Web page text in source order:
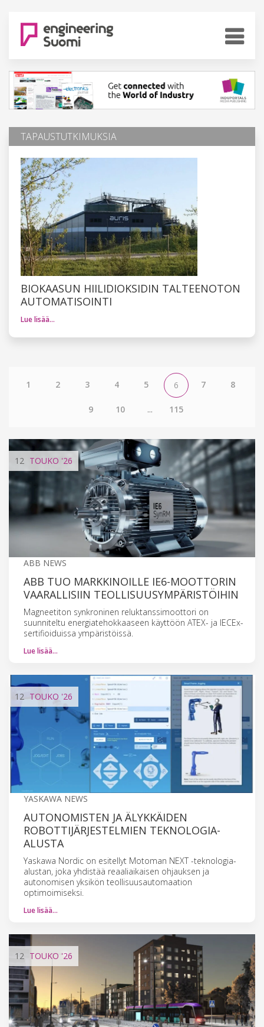
TAPAUSTUTKIMUKSIA
BIOKAASUN HIILIDIOKSIDIN TALTEENOTON
AUTOMATISOINTI
Lue lisää…
1 2 3 4 5 6 7 8
9 10 ... 115
12 TOUKO '26
ABB NEWS
ABB TUO MARKKINOILLE IE6-MOOTTORIN
VAARALLISIIN TEOLLISUUSYMPÄRISTÖIHIN
Magneetiton synkroninen reluktanssimoottori on
suunniteltu energiatehokkaaseen käyttöön ATEX- ja IECEx-
sertifioiduissa ympäristöissä.
Lue lisää…
12 TOUKO '26
YASKAWA NEWS
AUTONOMISTEN JA ÄLYKKÄIDEN
ROBOTTIJÄRJESTELMIEN TEKNOLOGIA-
ALUSTA
Yaskawa Nordic on esitellyt Motoman NEXT -teknologia-
alustan, joka yhdistää reaaliaikaisen ohjauksen ja
autonomisen yksikön teollisuusautomaation
optimoimiseksi.
Lue lisää…
12 TOUKO '26